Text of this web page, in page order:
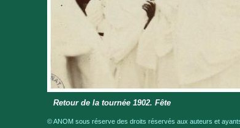
Retour de la tournée 1902. Fête
© ANOM sous réserve des droits réservés aux auteurs et